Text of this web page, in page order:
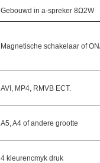
Gebouwd in a-spreker 8Ω2W
Magnetische schakelaar of
AVI, MP4, RMVB ECT.
A5, A4 of andere grootte
4 kleurencmyk druk